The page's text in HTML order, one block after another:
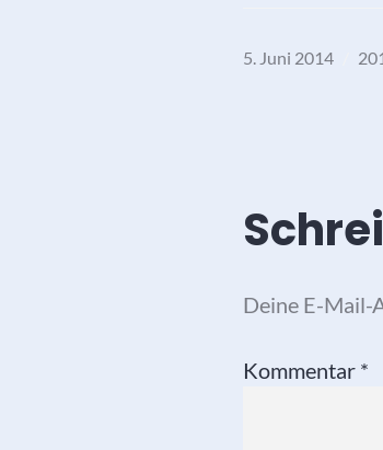
5. Juni 2014
Deine E-Mail-
Kommentar *